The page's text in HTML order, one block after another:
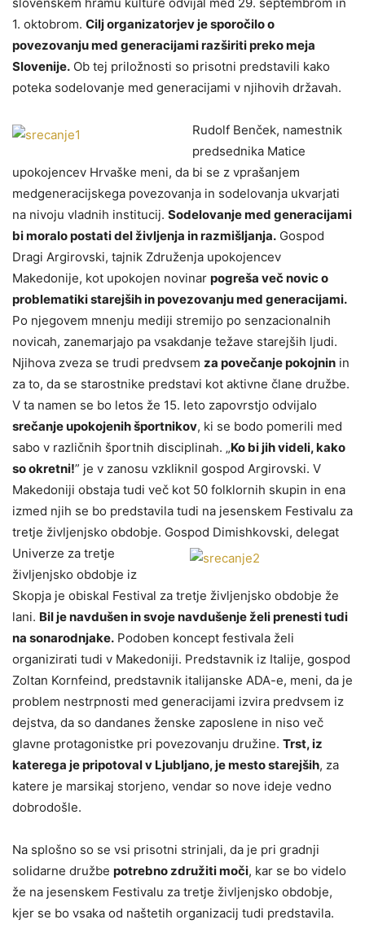
1. oktobrom. Cilj organizatorjev je sporočilo o
povezovanju med generacijami razširiti preko meja
Slovenije. Ob tej priložnosti so prisotni predstavili kako
poteka sodelovanje med generacijami v njihovih državah.
Rudolf Benček, namestnik
predsednika Matice
upokojencev Hrvaške meni, da bi se z vprašanjem
medgeneracijskega povezovanja in sodelovanja ukvarjati
na nivoju vladnih institucij. Sodelovanje med generacijami
bi moralo postati del življenja in razmišljanja. Gospod
Dragi Argirovski, tajnik Združenja upokojencev
Makedonije, kot upokojen novinar pogreša več novic o
problematiki starejših in povezovanju med generacijami.
Po njegovem mnenju mediji stremijo po senzacionalnih
novicah, zanemarjajo pa vsakdanje težave starejših ljudi.
Njihova zveza se trudi predvsem za povečanje pokojnin in
za to, da se starostnike predstavi kot aktivne člane družbe.
V ta namen se bo letos že 15. leto zapovrstjo odvijalo
srečanje upokojenih športnikov, ki se bodo pomerili med
sabo v različnih športnih disciplinah. „Ko bi jih videli, kako
so okretni!” je v zanosu vzkliknil gospod Argirovski. V
Makedoniji obstaja tudi več kot 50 folklornih skupin in ena
izmed njih se bo predstavila tudi na jesenskem Festivalu za
tretje življenjsko obdobje. Gospod Dimishkovski, delegat
Univerze za tretje
življenjsko obdobje iz
Skopja je obiskal Festival za tretje življenjsko obdobje že
lani. Bil je navdušen in svoje navdušenje želi prenesti tudi
na sonarodnjake. Podoben koncept festivala želi
organizirati tudi v Makedoniji. Predstavnik iz Italije, gospod
Zoltan Kornfeind, predstavnik italijanske ADA-e, meni, da je
problem nestrpnosti med generacijami izvira predvsem iz
dejstva, da so dandanes ženske zaposlene in niso več
glavne protagonistke pri povezovanju družine. Trst, iz
katerega je pripotoval v Ljubljano, je mesto starejših, za
katere je marsikaj storjeno, vendar so nove ideje vedno
dobrodošle.
Na splošno so se vsi prisotni strinjali, da je pri gradnji
solidarne družbe potrebno združiti moči, kar se bo videlo
že na jesenskem Festivalu za tretje življenjsko obdobje,
kjer se bo vsaka od naštetih organizacij tudi predstavila.